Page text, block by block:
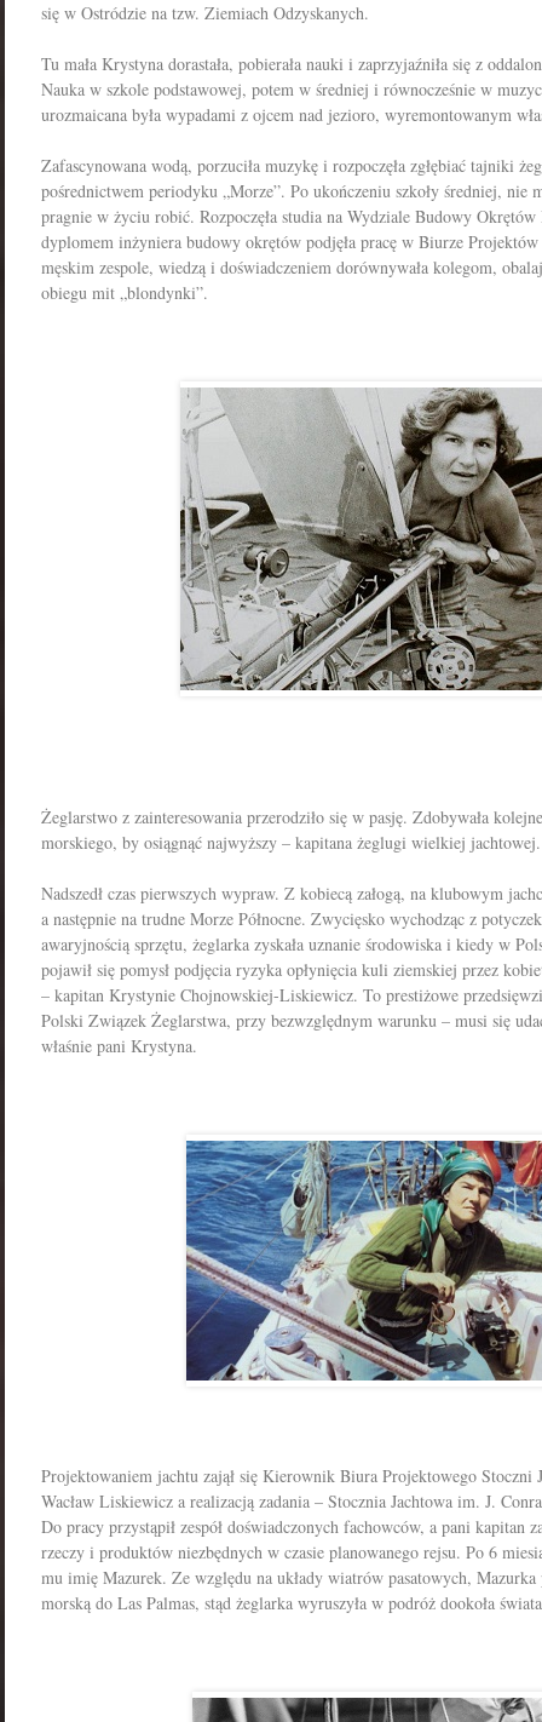
się w Ostródzie na tzw. Ziemiach Odzyskanych.
Tu mała Krystyna dorastała, pobierała nauki i zaprzyjaźniła się z
Nauka w szkole podstawowej, potem w średniej i równocześnie w
urozmaicana była wypadami z ojcem nad jezioro, wyremontowanym
Zafascynowana wodą, porzuciła muzykę i rozpoczęła zgłębiać tajniki
pośrednictwem periodyku „Morze”. Po ukończeniu szkoły średniej, nie
pragnie w życiu robić. Rozpoczęła studia na Wydziale Budowy
dyplomem inżyniera budowy okrętów podjęła pracę w Biurze
męskim zespole, wiedzą i doświadczeniem dorównywała kolegom,
obiegu mit „blondynki”.
Żeglarstwo z zainteresowania przerodziło się w pasję. Zdobywała
morskiego, by osiągnąć najwyższy – kapitana żeglugi wielkiej jachtowej.
Nadszedł czas pierwszych wypraw. Z kobiecą załogą, na klubowym
a następnie na trudne Morze Północne. Zwycięsko wychodząc z
awaryjnością sprzętu, żeglarka zyskała uznanie środowiska i kiedy w
pojawił się pomysł podjęcia ryzyka opłynięcia kuli ziemskiej przez
– kapitan Krystynie Chojnowskiej-Liskiewicz. To prestiżowe
Polski Związek Żeglarstwa, przy bezwzględnym warunku – musi się
właśnie pani Krystyna.
Projektowaniem jachtu zajął się Kierownik Biura Projektowego Stoczni
Wacław Liskiewicz a realizacją zadania – Stocznia Jachtowa im. J.
Do pracy przystąpił zespół doświadczonych fachowców, a pani kapitan
rzeczy i produktów niezbędnych w czasie planowanego rejsu. Po 6
mu imię Mazurek. Ze względu na układy wiatrów pasatowych, Mazurka
morską do Las Palmas, stąd żeglarka wyruszyła w podróż dookoła